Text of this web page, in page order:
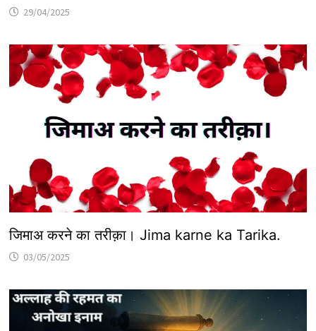
29/04/2025
जिमाअ करने का तरीक़ा। Jima karne ka Tarika.
03/05/2025